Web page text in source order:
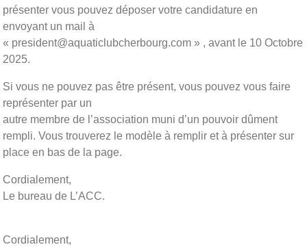
présenter vous pouvez déposer votre candidature en
envoyant un mail à
« president@aquaticlubcherbourg.com » , avant le 10 Octobre
2025.
Si vous ne pouvez pas être présent, vous pouvez vous faire
représenter par un
autre membre de l’association muni d’un pouvoir dûment
rempli. Vous trouverez le modèle à remplir et à présenter sur
place en bas de la page.
Cordialement,
Le bureau de L’ACC.
Cordialement,